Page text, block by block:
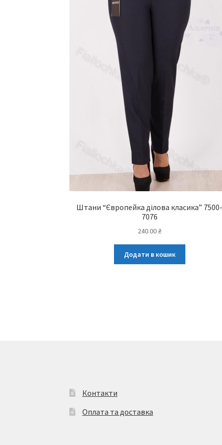
Штани “Європейка ділова класика”
7076
240.00₴
Додати в кошик
Контакти
Оплата та доставка